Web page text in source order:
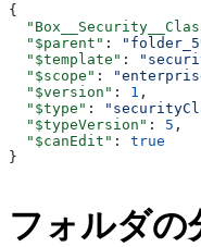
{
  "$parent"
:
  "$template"
:
  "$scope"
:
  "$version"
: 1 ,
  "$type"
:
  "$typeVersion"
: 5 ,
  "$canEdit"
: true
}
フォルダの